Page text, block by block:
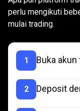
3
langkah
perlu mengikuti
mulai trading.
1 Buka
2 Deposit